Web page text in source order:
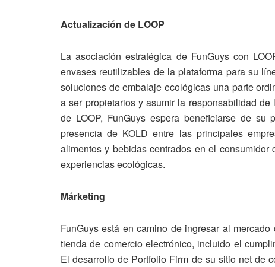
Actualización de LOOP
La asociación estratégica de FunGuys con
envases reutilizables de la plataforma para su
soluciones de embalaje ecológicas una parte
a ser propietarios y asumir la responsabilidad
de LOOP, FunGuys espera beneficiarse de
presencia de KOLD entre las principales
alimentos y bebidas centrados en el
experiencias ecológicas.
Márketing
FunGuys está en camino de ingresar al
tienda de comercio electrónico, incluido el
El desarrollo de Portfolio Firm de su sitio net de